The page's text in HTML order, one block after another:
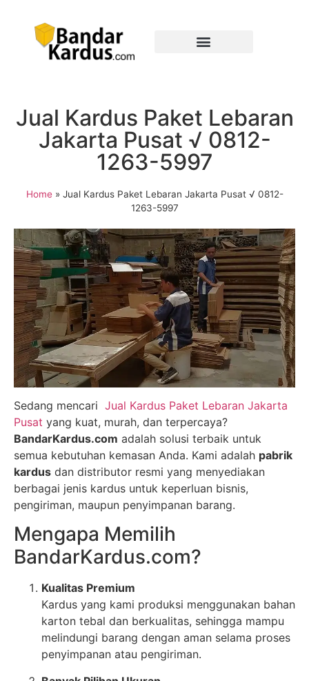
Jual Kardus Paket Lebaran
Jakarta Pusat √ 0812-
1263-5997
Home» Jual Kardus Paket Lebaran Jakarta Pusat √ 0812-
1263-5997
Sedang mencari Jual Kardus Paket Lebaran Jakarta
Pusat yang kuat, murah, dan terpercaya?
BandarKardus.com adalah solusi terbaik untuk
semua kebutuhan kemasan Anda. Kami adalah pabrik
kardus dan distributor resmi yang menyediakan
berbagai jenis kardus untuk keperluan bisnis,
pengiriman, maupun penyimpanan barang.
Mengapa Memilih
BandarKardus.com?
Kualitas Premium
Kardus yang kami produksi menggunakan bahan
karton tebal dan berkualitas, sehingga mampu
melindungi barang dengan aman selama proses
penyimpanan atau pengiriman.